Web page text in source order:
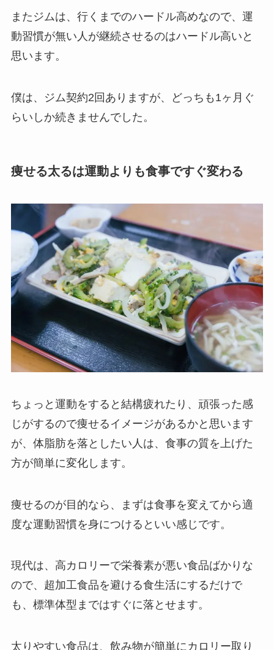
またジムは、行くまでのハードル高めなので、運
動習慣が無い人が継続させるのはハードル高いと
思います。
僕は、ジム契約2回ありますが、どっちも1ヶ月ぐ
らいしか続きませんでした。
痩せる太るは運動よりも食事ですぐ変わる
ちょっと運動をすると結構疲れたり、頑張った感
じがするので痩せるイメージがあるかと思います
が、体脂肪を落としたい人は、食事の質を上げた
方が簡単に変化します。
痩せるのが目的なら、まずは食事を変えてから適
度な運動習慣を身につけるといい感じです。
現代は、高カロリーで栄養素が悪い食品ばかりな
ので、超加工食品を避ける食生活にするだけで
も、標準体型まではすぐに落とせます。
太りやすい食品は、飲み物が簡単にカロリー取り